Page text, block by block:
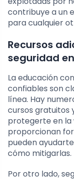
contribuye a un
para cualquier
Recursos
seguridad
La educación
confiables son
línea. Hay
cursos gratuitos
protegerte en la
proporcionan
pueden
cómo mitigarlas.
Por otro lado,